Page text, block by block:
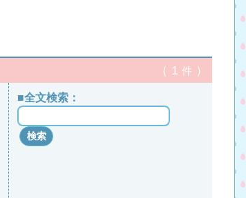
（ 1 件 ）
■全文検索：